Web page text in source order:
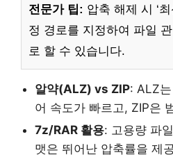
전문가 팁: 압축 해제 시 ‘
정 경로를 지정하여 파일
로 할 수 있습니다.
알약(ALZ) vs ZIP: ALZ
어 속도가 빠르고, ZIP은
7z/RAR 활용: 고용량 파
맷은 뛰어난 압축률을 제